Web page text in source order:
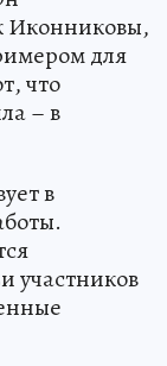
Иконниковы,
для
что
– в
в
участников